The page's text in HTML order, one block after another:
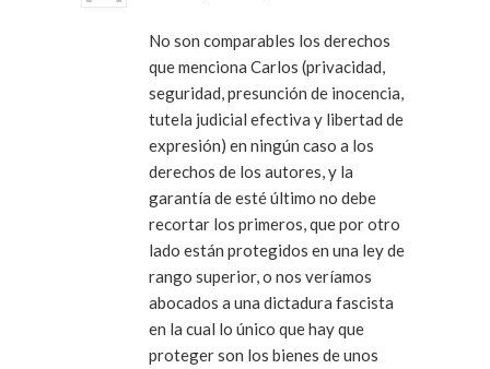
No son comparables los derechos
que menciona Carlos (privacidad,
seguridad, presunción de inocencia,
tutela judicial efectiva y libertad de
expresión) en ningún caso a los
derechos de los autores, y la
garantía de esté último no debe
recortar los primeros, que por otro
lado están protegidos en una ley de
rango superior, o nos veríamos
abocados a una dictadura fascista
en la cual lo único que hay que
proteger son los bienes de unos